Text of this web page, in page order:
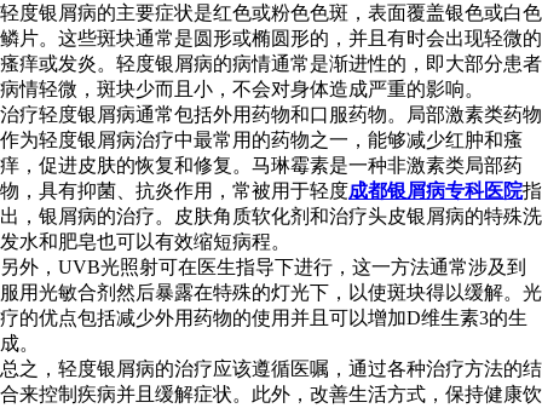
轻度银屑病的主要症状是红色或粉色色斑，表面覆盖银色或白色
鳞片。这些斑块通常是圆形或椭圆形的，并且有时会出现轻微的
瘙痒或发炎。轻度银屑病的病情通常是渐进性的，即大部分患者
病情轻微，斑块少而且小，不会对身体造成严重的影响。
治疗轻度银屑病通常包括外用药物和口服药物。局部激素类药物
作为轻度银屑病治疗中最常用的药物之一，能够减少红肿和瘙
痒，促进皮肤的恢复和修复。马琳霉素是一种非激素类局部药
物，具有抑菌、抗炎作用，常被用于轻度成都银屑病专科医院指
出，银屑病的治疗。皮肤角质软化剂和治疗头皮银屑病的特殊洗
发水和肥皂也可以有效缩短病程。
另外，UVB光照射可在医生指导下进行，这一方法通常涉及到
服用光敏合剂然后暴露在特殊的灯光下，以使斑块得以缓解。光
疗的优点包括减少外用药物的使用并且可以增加D维生素3的生
成。
总之，轻度银屑病的治疗应该遵循医嘱，通过各种治疗方法的结
合来控制疾病并且缓解症状。此外，改善生活方式，保持健康饮